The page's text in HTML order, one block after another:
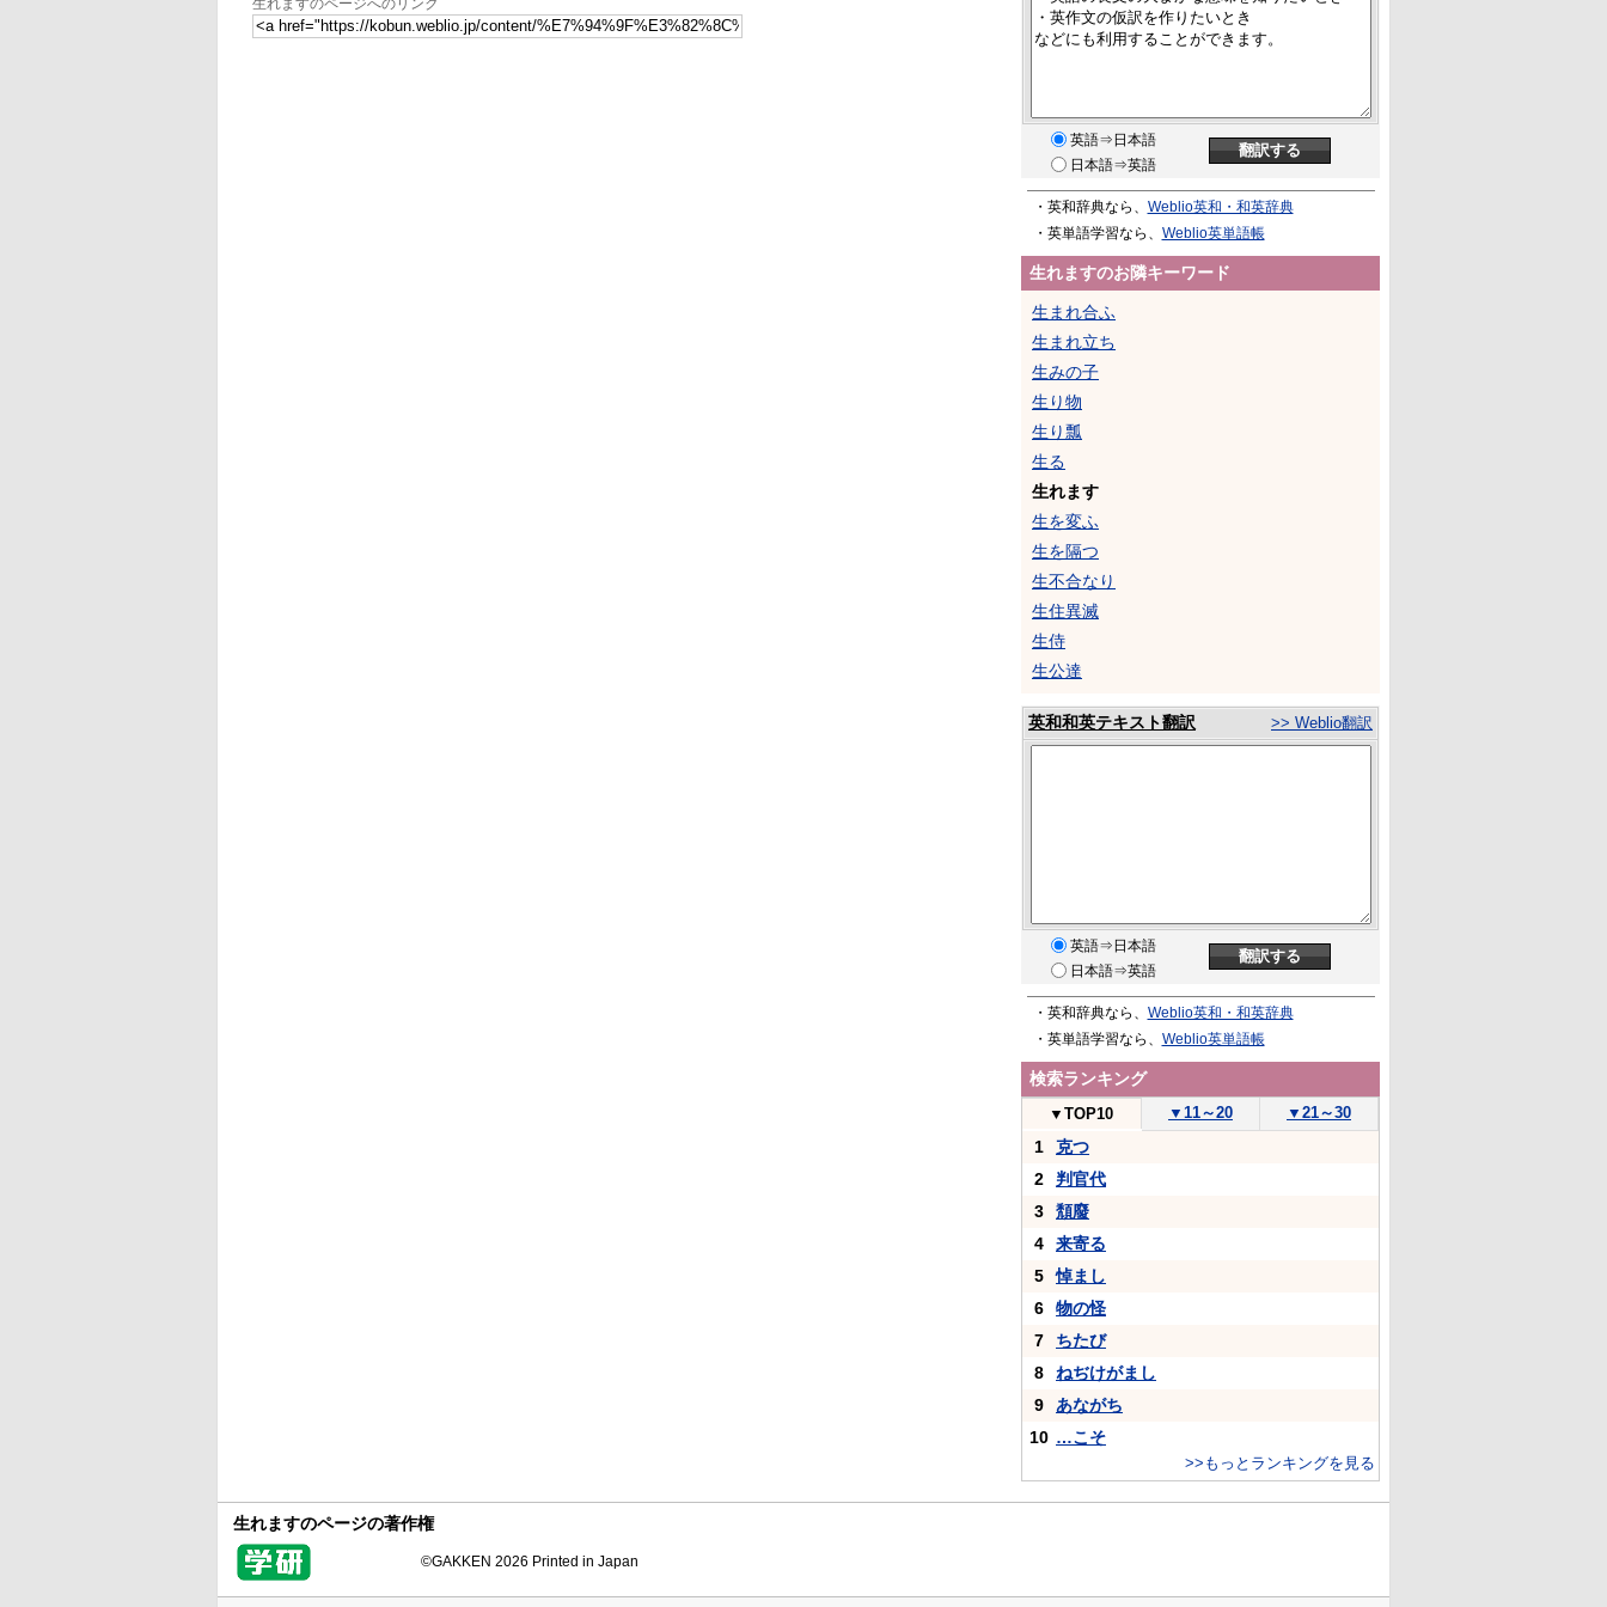
生れますのページへのリンク
英語⇒日本語
日本語⇒英語
・英和辞典なら、 Weblio英和・和英辞典
・英単語学習なら、 Weblio英単語帳
生れますのお隣キーワード
生まれ合ふ
生まれ立ち
生みの子
生り物
生り瓢
生る
生れます
生を変ふ
生を隔つ
生不合なり
生住異滅
生侍
生公達
英和和英テキスト翻訳 >> Weblio翻訳
英語⇒日本語
日本語⇒英語
・英和辞典なら、 Weblio英和・和英辞典
・英単語学習なら、 Weblio英単語帳
検索ランキング
▼ TOP10 ▼ 11～20 ▼ 21～30
1
克つ
2
判官代
3
頽廢
4
来寄る
5
悼まし
6
物の怪
7
ちたび
8
ねぢけがまし
9
あながち
10 …こそ
>>もっとランキングを見る
生れますのページの著作権
©GAKKEN 2026 Printed in Japan